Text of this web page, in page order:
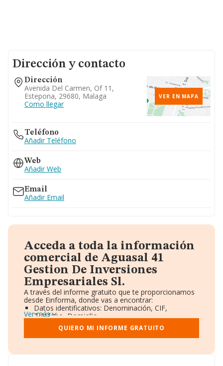
Dirección y contacto
Dirección
Avenida Del Carmen, Of 11,
Estepona, 29680, Malaga
Como llegar
VER EN MAPA
Teléfono
Añadir Teléfono
Web
Añadir Web
Email
Añadir Email
Acceda a toda la información
comercial de Aguasal 41
Gestion De Inversiones
Empresariales Sl.
A través del informe gratuito que te proporcionamos
desde Einforma, donde vas a encontrar:
Datos identificativos: Denominación, CIF,
Teléfono, Domicilio.
Informe Mercantil Completo (BORME).
Gráficos de Evolución Ventas y Empleados.
Consejo de Administración y Administradores.
Accionistas.
Ver más
QUIERO MI INFORME GRATUITO